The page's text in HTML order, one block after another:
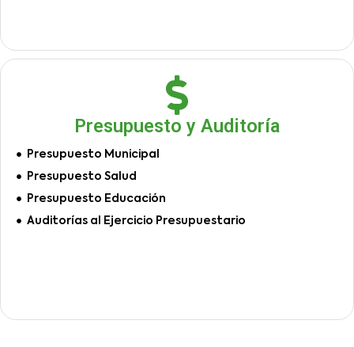
Presupuesto y Auditoría
Presupuesto Municipal
Presupuesto Salud
Presupuesto Educación
Auditorías al Ejercicio Presupuestario